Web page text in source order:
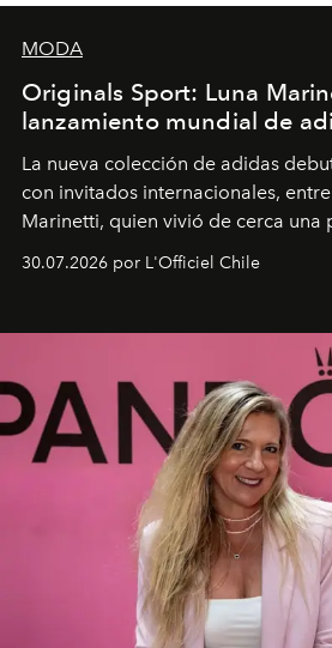
MODA
Originals Sport: Luna
lanzamiento mundial de
La nueva colección de adidas
con invitados internacionales,
Marinetti, quien vivió de cerca una
fusiona moda y rendimiento.
30.07.2026 por L'Officiel Chile